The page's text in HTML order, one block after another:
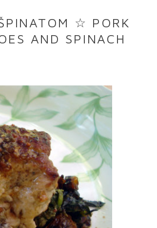
☆ PORK
AND SPINACH